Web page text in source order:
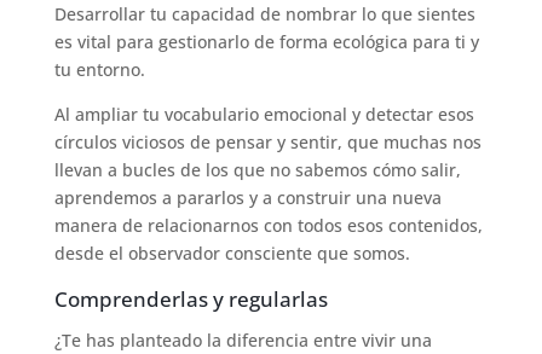
Desarrollar tu capacidad de nombrar lo que sientes
es vital para gestionarlo de forma ecológica para ti y
tu entorno.
Al ampliar tu vocabulario emocional y detectar esos
círculos viciosos de pensar y sentir, que muchas nos
llevan a bucles de los que no sabemos cómo salir,
aprendemos a pararlos y a construir una nueva
manera de relacionarnos con todos esos contenidos,
desde el observador consciente que somos.
Comprenderlas y regularlas
¿Te has planteado la diferencia entre vivir una